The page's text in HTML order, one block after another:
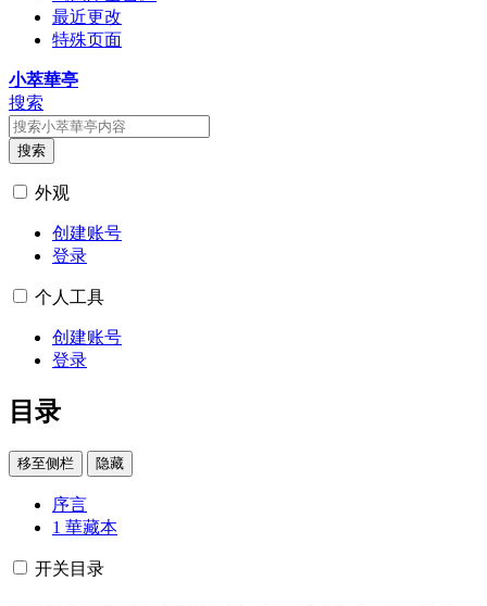
最近更改
特殊页面
小萃華亭
搜索
搜索
外观
创建账号
登录
个人工具
创建账号
登录
目录
移至侧栏 隐藏
序言
1 華藏本
开关目录